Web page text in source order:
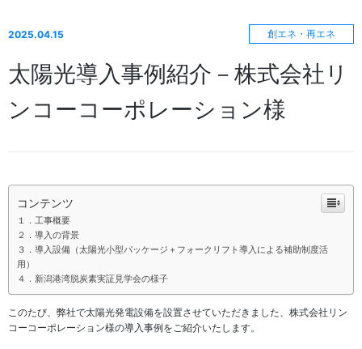
Electric
Industries.
2025.04.15 創エネ・再エネ
太陽光導入事例紹介－株式会社リ
ンコーコーポレーション様
コンテンツ
１．工事概要
２．導入の背景
３．導入設備（太陽光小型パッケージ＋フォークリフト導入による補助制度活
用）
４．新潟港湾脱炭素実証見学会の様子
このたび、弊社で太陽光発電設備を設置させていただきました、株式会社リン
コーコーポレーション様の導入事例をご紹介いたします。